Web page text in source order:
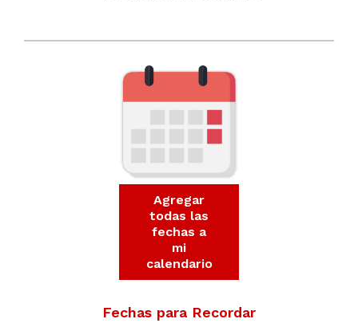
Agregar
todas las
fechas a
mi
calendario
Fechas para Recordar